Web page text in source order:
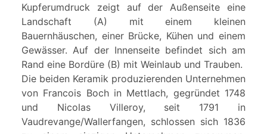
Kupferumdruck zeigt auf der Außenseite eine
Landschaft (A) mit einem kleinen
Bauernhäuschen, einer Brücke, Kühen und einem
Gewässer. Auf der Innenseite befindet sich am
Rand eine Bordüre (B) mit Weinlaub und Trauben.
Die beiden Keramik produzierenden Unternehmen
von Francois Boch in Mettlach, gegründet 1748
und Nicolas Villeroy, seit 1791 in
Vaudrevange/Wallerfangen, schlossen sich 1836